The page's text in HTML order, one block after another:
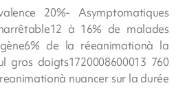
20%- Asymptomatiques
à 16% de malades
de la réeanimationà la
gros doigts1720008600013 760
nuancer sur la durée